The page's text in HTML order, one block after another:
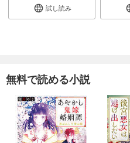
試し読み
無料で読める小説